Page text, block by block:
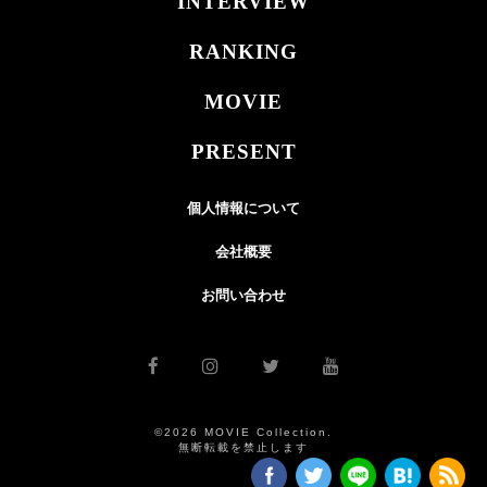
RANKING
MOVIE
PRESENT
個人情報について
会社概要
お問い合わせ
©2026 MOVIE Collection.
無断転載を禁止します